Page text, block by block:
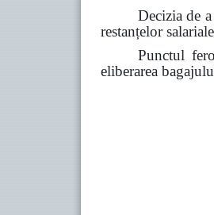
Decizia de
restanțelor
Punctul
eliberarea